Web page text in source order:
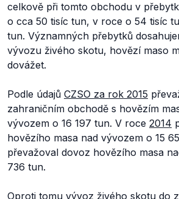
celkově při tomto obchodu v
o cca 50 tisíc tun, v roce o 54 tisíc
tun. Významných přebytků
vývozu živého skotu, hovězí maso
dovážet.
Podle údajů CZSO za rok 2015
zahraničním obchodě s hovězím
vývozem o 16 197 tun. V roce 2014
hovězího masa nad vývozem o 15
převažoval dovoz hovězího masa
736 tun.
Oproti tomu vývoz živého skotu do